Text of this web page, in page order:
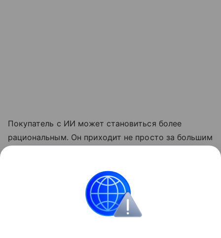
Покупатель с ИИ может становиться более
рациональным. Он приходит не просто за большим
подтверждением, что покупка действительно
подходит под его запрос.